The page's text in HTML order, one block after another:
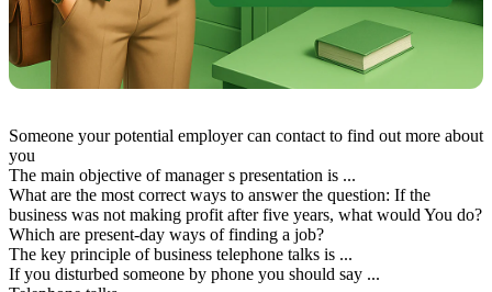
Someone your potential employer can contact to find out more about
you
The main objective of manager s presentation is ...
What are the most correct ways to answer the question: If the
business was not making profit after five years, what would You do?
Which are present-day ways of finding a job?
The key principle of business telephone talks is ...
If you disturbed someone by phone you should say ...